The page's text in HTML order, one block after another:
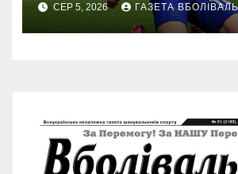
СЕР 5, 2026 ГАЗЕТА